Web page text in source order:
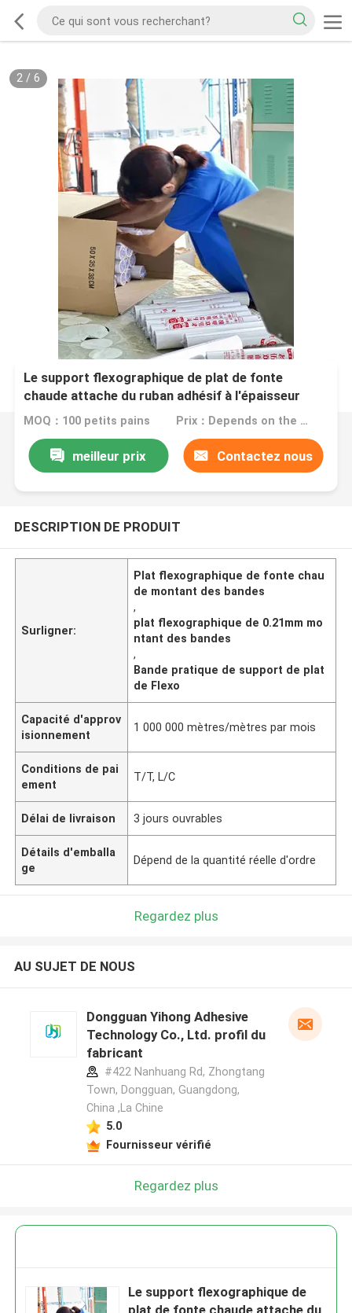
2/ 6
Le support flexographique de plat de fonte
chaude attache du ruban adhésif à l'épaisseur
0.21mm pratiques
MOQ：100 petits pains Prix：Depends on the actual order quantity
meilleur prix Contactez nous
DESCRIPTION DE PRODUIT
Surligner:
Plat flexographique de fonte chau
de montant des bandes
,
plat flexographique de 0.21mm mo
ntant des bandes
,
Bande pratique de support de plat
de Flexo
Capacité d'approv
isionnement
1 000 000 mètres/mètres par mois
Conditions de pai
ement
T/T, L/C
Délai de livraison 3 jours ouvrables
Détails d'emballa
ge
Dépend de la quantité réelle d'ordre
Regardez plus
AU SUJET DE NOUS
Dongguan Yihong Adhesive
Technology Co., Ltd. profil du
fabricant
#422 Nanhuang Rd, Zhongtang
Town, Dongguan, Guangdong,
China ,La Chine
5.0
Fournisseur vérifié
Regardez plus
Le support flexographique de